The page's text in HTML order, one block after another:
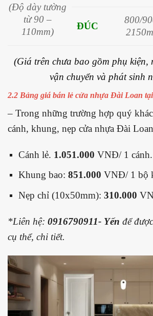
(Độ dày tường
từ 90 –
110mm)
ĐÚC
800/
(Giá trên chưa bao gồm phụ kiện,
vận chuyển và phát sinh
2.2 Bảng giá bán lẻ cửa nhựa Đài Loan
– Trong những trường hợp quý
cánh, khung, nẹp cửa nhựa Đài
Cánh lẻ. 1.051.000 VNĐ/ 1 cánh.
Khung bao: 851.000 VNĐ/ 1 bộ
Nẹp chỉ (10x50mm): 310.000
*Liên hệ: 0916790911- Yến để
cụ thể, chi tiết.